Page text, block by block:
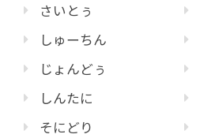
さいとぅ
しゅーちん
じょんどぅ
しんたに
そにどり